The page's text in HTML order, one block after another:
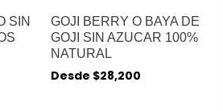
SIN
GOJI BERRY O BAYA DE
GOJI SIN AZUCAR 100%
NATURAL
Desde $28,200